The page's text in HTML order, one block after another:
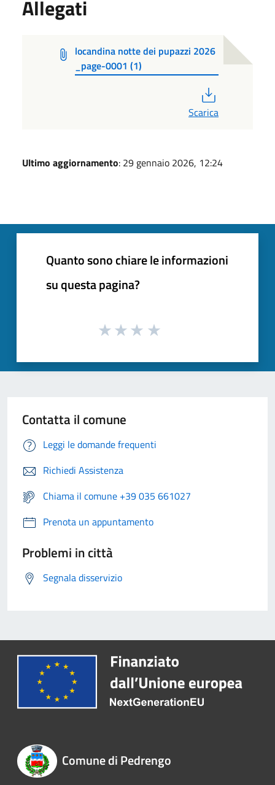
Allegati
locandina notte dei pupazzi 2026
_page-0001 (1)
Scarica
Ultimo aggiornamento: 29 gennaio 2026, 12:24
Quanto sono chiare le informazioni
su questa pagina?
Contatta il comune
Leggi le domande frequenti
Richiedi Assistenza
Chiama il comune +39 035 661027
Prenota un appuntamento
Problemi in città
Segnala disservizio
Comune di Pedrengo